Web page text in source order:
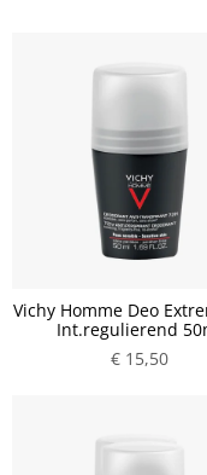
Vichy Homme Deo
Int.regulierend
€ 15,50